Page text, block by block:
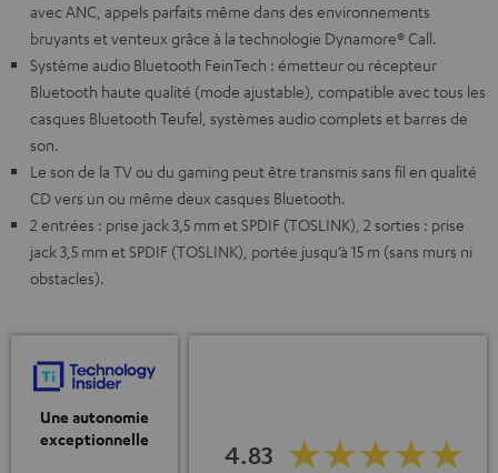
avec ANC, appels parfaits même dans des environnements
bruyants et venteux grâce à la technologie Dynamore® Call.
Système audio Bluetooth FeinTech : émetteur ou récepteur
Bluetooth haute qualité (mode ajustable), compatible avec tous les
casques Bluetooth Teufel, systèmes audio complets et barres de
son.
Le son de la TV ou du gaming peut être transmis sans fil en qualité
CD vers un ou même deux casques Bluetooth.
2 entrées : prise jack 3,5 mm et SPDIF (TOSLINK), 2 sorties : prise
jack 3,5 mm et SPDIF (TOSLINK), portée jusqu’à 15 m (sans murs ni
obstacles).
Une autonomie
exceptionnelle
4.83